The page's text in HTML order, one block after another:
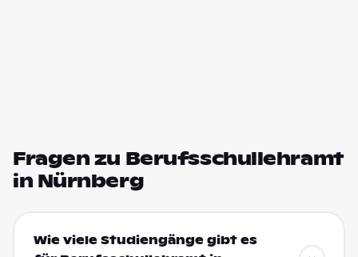
Fragen zu Berufsschullehramt
in Nürnberg
Wie viele Studiengänge gibt es